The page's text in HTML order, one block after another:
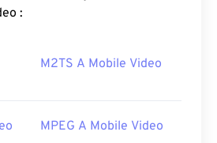
di visualizzare il codice
molto utile, soprattutto
libero (
:
M2TS A Mobile Video
MPEG A Mobile Video